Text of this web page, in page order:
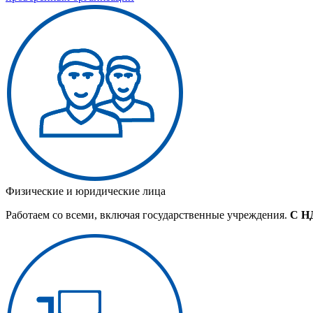
Физические и юридические лица
Работаем со всеми, включая государственные учреждения. С